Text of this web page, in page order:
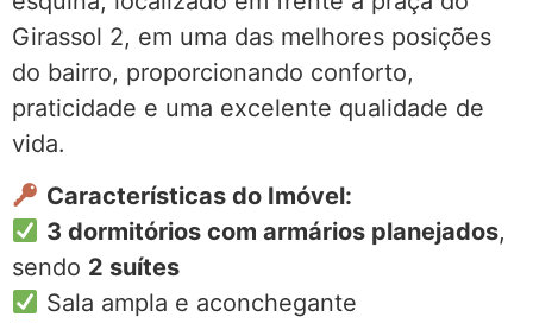
Girassol 2, em uma das melhores posições
do bairro, proporcionando conforto,
praticidade e uma excelente qualidade de
vida.
Características do Imóvel:
3 dormitórios com armários planejados,
sendo 2 suítes
Sala ampla e aconchegante